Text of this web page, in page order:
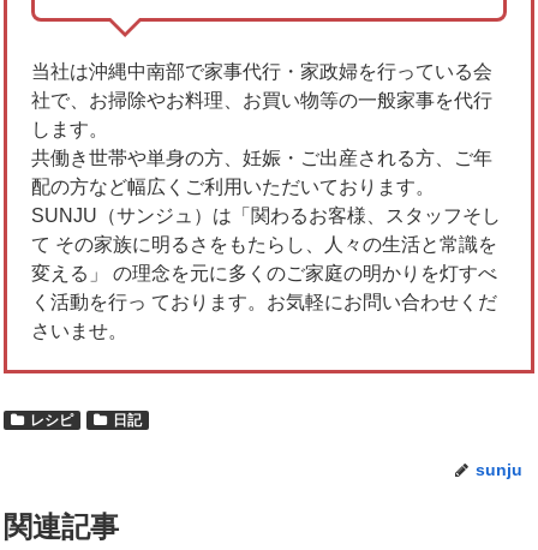
当社は沖縄中南部で家事代行・家政婦を行っている会
社で、お掃除やお料理、お買い物等の一般家事を代行
します。
共働き世帯や単身の方、妊娠・ご出産される方、ご年
配の方など幅広くご利用いただいております。
SUNJU（サンジュ）は「関わるお客様、スタッフそし
て その家族に明るさをもたらし、人々の生活と常識を
変える」 の理念を元に多くのご家庭の明かりを灯すべ
く活動を行っ ております。お気軽にお問い合わせくだ
さいませ。
レシピ 日記
sunju
関連記事